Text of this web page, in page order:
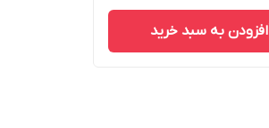
افزودن به سبد خرید